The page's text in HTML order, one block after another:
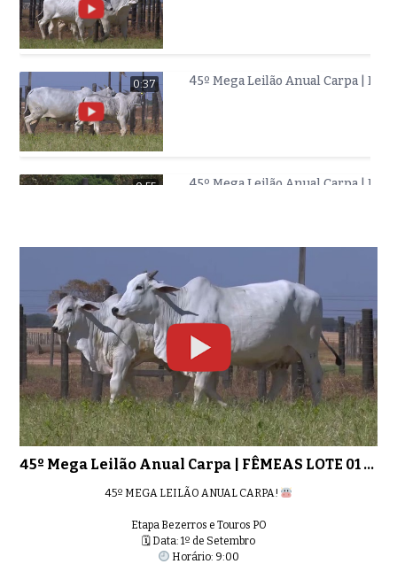
0:37 45º Mega Leilão Anual Carpa |
0:55 45º Mega Leilão Anual Carpa |
0:33 45º Mega Leilão Anual Carpa |
0:58 45º Mega Leilão Anual Carpa |
0:32 45º Mega Leilão Anual Carpa |
45º Mega Leilão Anual Carpa | FÊMEAS LOTE 01 - 9174
45º MEGA LEILÃO ANUAL CARPA!
Etapa Bezerros e Touros PO
🗓 Data: 1º de Setembro
Horário: 9:00